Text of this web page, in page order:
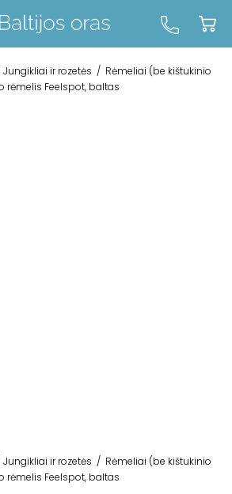
Jungikliai ir rozetės / Rėmeliai (be kištukinio
rėmelis Feelspot, baltas
Jungikliai ir rozetės / Rėmeliai (be kištukinio
rėmelis Feelspot, baltas